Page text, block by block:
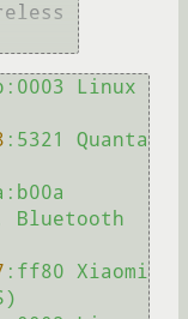
Linux
:5321
Quanta
Bluetooth
:ff80 Xiaomi